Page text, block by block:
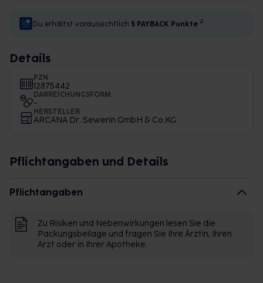
Du erhältst voraussichtlich 5 PAYBACK Punkte 4
Details
PZN
12875442
DARREICHUNGSFORM
-
HERSTELLER
ARCANA Dr. Sewerin GmbH & Co.KG
Pflichtangaben und Details
Pflichtangaben
Zu Risiken und Nebenwirkungen lesen Sie die
Packungsbeilage und fragen Sie Ihre Ärztin, Ihren
Arzt oder in Ihrer Apotheke.